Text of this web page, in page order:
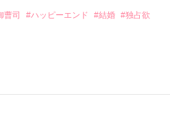
の関係となってしまい――？
曹司 #ハッピーエンド #結婚 #独占欲
いる。
）がいるのだが、後輩の姫原由